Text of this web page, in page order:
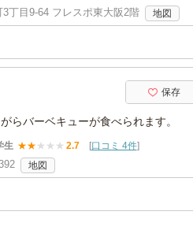
丁目9-64 フレスポ東大阪2階 地図
保存
らバーベキューが食べられます。
生 ★★ ★ ★ ★ 2.7 [口コミ 4件]
地図